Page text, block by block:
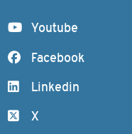
Youtube
Facebook
Linkedin
X